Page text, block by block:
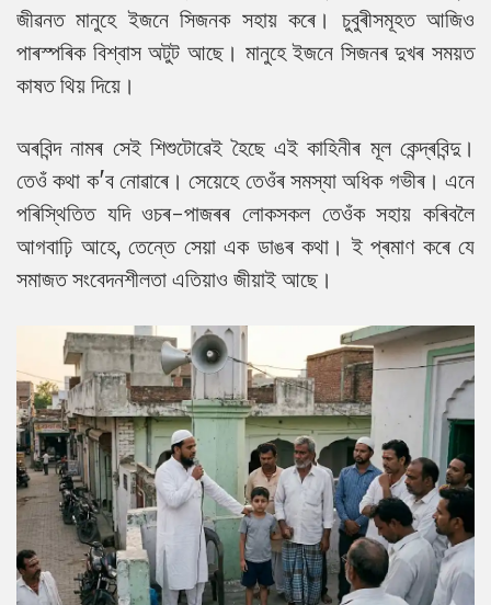
জীৱনত মানুহে ইজনে সিজনক সহায় কৰে। চুবুৰীসমূহত আজিও
পাৰস্পৰিক বিশ্বাস অটুট আছে। মানুহে ইজনে সিজনৰ দুখৰ সময়ত
কাষত থিয় দিয়ে।
অৰবিন্দ নামৰ সেই শিশুটোৱেই হৈছে এই কাহিনীৰ মূল কেন্দ্ৰবিন্দু।
তেওঁ কথা ক'ব নোৱাৰে। সেয়েহে তেওঁৰ সমস্যা অধিক গভীৰ। এনে
পৰিস্থিতিত যদি ওচৰ-পাজৰৰ লোকসকল তেওঁক সহায় কৰিবলৈ
আগবাঢ়ি আহে, তেন্তে সেয়া এক ডাঙৰ কথা। ই প্ৰমাণ কৰে যে
সমাজত সংবেদনশীলতা এতিয়াও জীয়াই আছে।